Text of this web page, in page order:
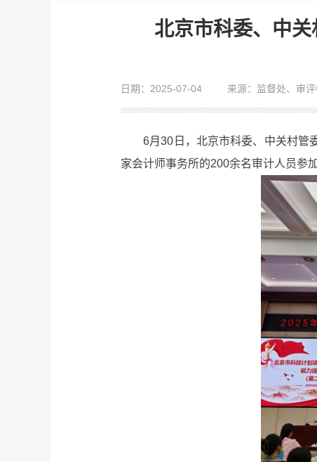
北京市科委、中
日期：2025-07-04 来源：监督处、审
6月30日，北京市科委、中关村管委
家会计师事务所的200余名审计人员参加